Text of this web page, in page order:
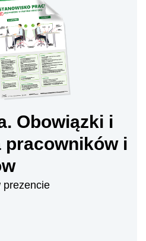
Obowiązki i
pracowników i
prezencie